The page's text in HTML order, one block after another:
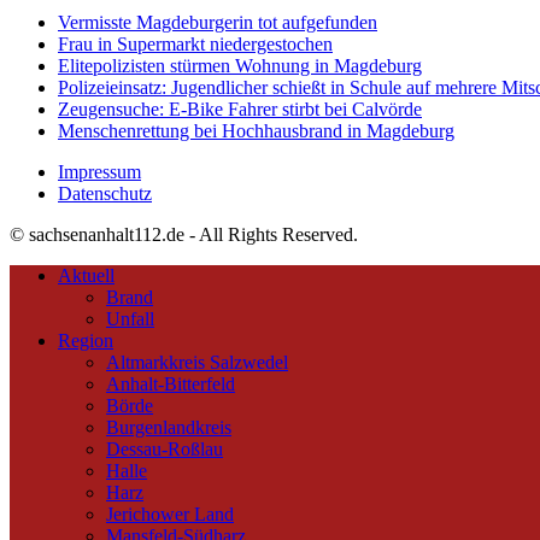
Vermisste Magdeburgerin tot aufgefunden
Frau in Supermarkt niedergestochen
Elitepolizisten stürmen Wohnung in Magdeburg
Polizeieinsatz: Jugendlicher schießt in Schule auf mehrere
Zeugensuche: E-Bike Fahrer stirbt bei Calvörde
Menschenrettung bei Hochhausbrand in Magdeburg
Impressum
Datenschutz
© sachsenanhalt112.de - All Rights Reserved.
Aktuell
Brand
Unfall
Region
Altmarkkreis Salzwedel
Anhalt-Bitterfeld
Börde
Burgenlandkreis
Dessau-Roßlau
Halle
Harz
Jerichower Land
Mansfeld-Südharz